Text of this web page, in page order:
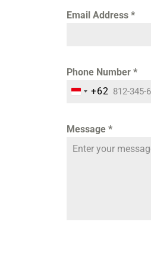
Email Address *
Phone Number *
INDONESIA +62
+62
Message *